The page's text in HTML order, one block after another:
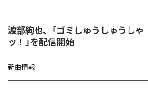
渡部絢也、「ゴミしゅうしゅうしゃ
ッ！」を配信開始
新曲情報